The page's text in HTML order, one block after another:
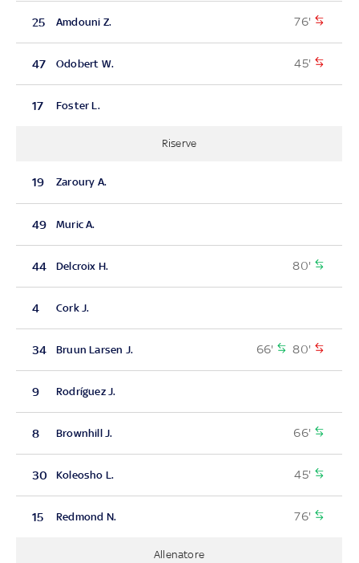
25 Amdouni Z. 76'
47 Odobert W. 45'
17 Foster L.
Riserve
19 Zaroury A.
49 Muric A.
44 Delcroix H. 80'
4 Cork J.
34 Bruun Larsen J. 66' 80'
9 Rodríguez J.
8 Brownhill J. 66'
30 Koleosho L. 45'
15 Redmond N. 76'
Allenatore